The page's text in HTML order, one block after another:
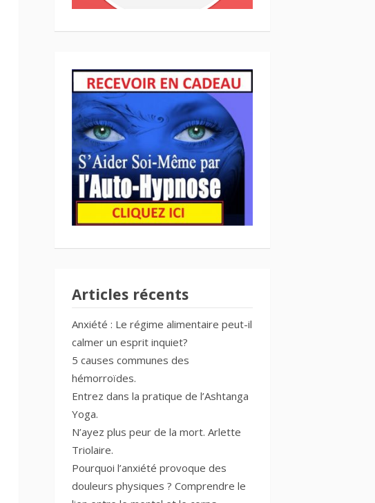
Articles récents
Anxiété : Le régime alimentaire peut-il
calmer un esprit inquiet?
5 causes communes des
hémorroïdes.
Entrez dans la pratique de l’Ashtanga
Yoga.
N’ayez plus peur de la mort. Arlette
Triolaire.
Pourquoi l’anxiété provoque des
douleurs physiques ? Comprendre le